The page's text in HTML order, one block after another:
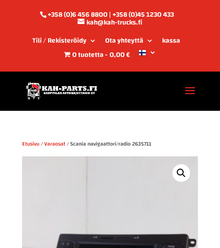
+358 (0)6 456 8800 | +358 (0)45 1230 433
kah@kah-trucks.fi
Tili / Rekisteröidy
Ota yhteyttä
kassa
0 tuotetta 0,00 €
Etusivu/Varaosat/ Scania navigaattori/radio 2635711